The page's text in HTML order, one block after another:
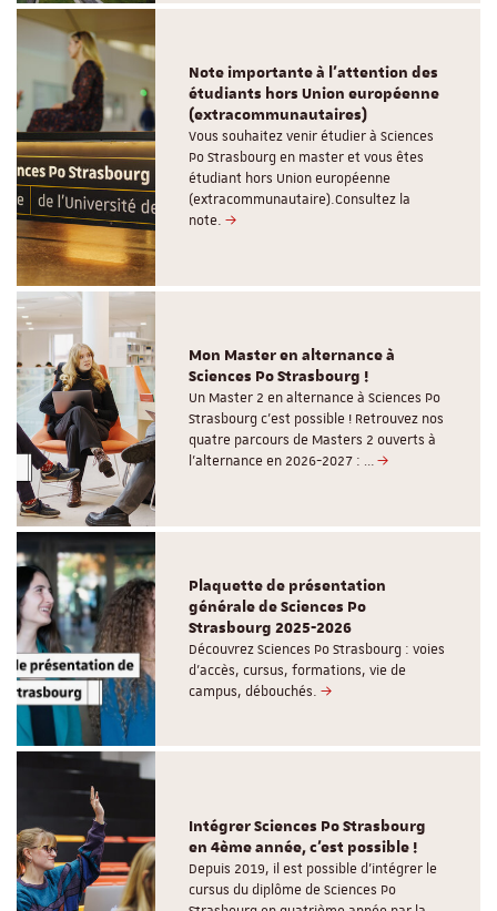
Note importante à l'attention des
étudiants hors Union européenne
(extracommunautaires)
Vous souhaitez venir étudier à Sciences
Po Strasbourg en master et vous êtes
étudiant hors Union européenne
(extracommunautaire).Consultez la
note.
Mon Master en alternance à
Sciences Po Strasbourg !
Un Master 2 en alternance à Sciences Po
Strasbourg c'est possible ! Retrouvez nos
quatre parcours de Masters 2 ouverts à
l'alternance en 2026-2027 : …
Plaquette de présentation
générale de Sciences Po
Strasbourg 2025-2026
Découvrez Sciences Po Strasbourg : voies
d'accès, cursus, formations, vie de
campus, débouchés.
Intégrer Sciences Po Strasbourg
en 4ème année, c'est possible !
Depuis 2019, il est possible d’intégrer le
cursus du diplôme de Sciences Po